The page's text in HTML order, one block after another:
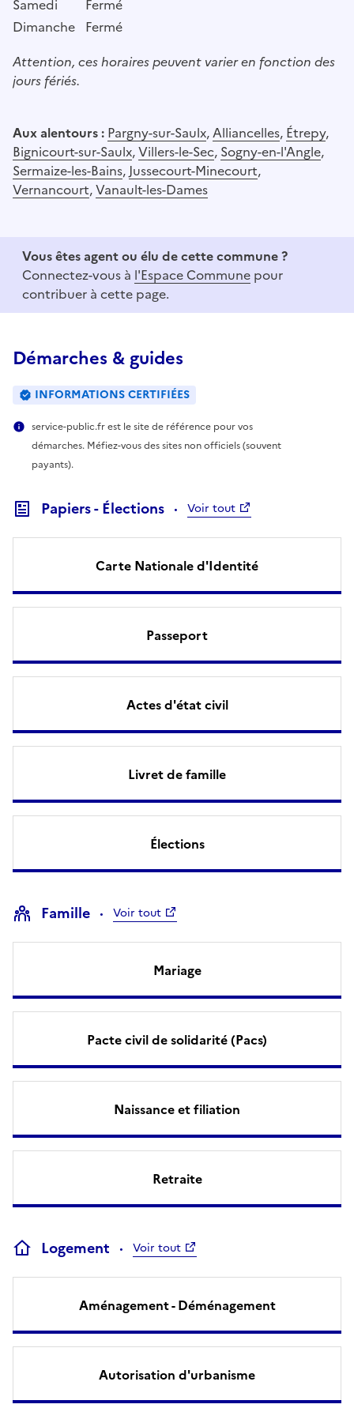
Samedi
Fermé
Dimanche Fermé
Attention, ces horaires peuvent varier en fonction des
jours fériés.
Aux alentours : Pargny-sur-Saulx,Alliancelles, Étrepy,
Bignicourt-sur-Saulx,Villers-le-Sec, Sogny-en-l'Angle,
Sermaize-les-Bains, Jussecourt-Minecourt,
Vernancourt,Vanault-les-Dames
Vous êtes agent ou élu de cette commune ?
Connectez-vous à l'Espace Commune pour
contribuer à cette page.
Démarches & guides
INFORMATIONS CERTIFIÉES
service-public.fr est le site de référence pour vos
démarches. Méfiez-vous des sites non officiels (souvent
payants).
Papiers - Élections Voir tout
Carte Nationale d'Identité
Passeport
Actes d'état civil
Livret de famille
Élections
Famille Voir tout
Mariage
Pacte civil de solidarité (Pacs)
Naissance et filiation
Retraite
Logement Voir tout
Aménagement - Déménagement
Autorisation d'urbanisme